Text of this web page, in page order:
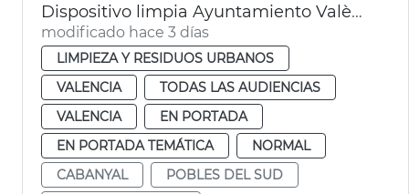
Dispositivo limpia Ayuntamiento València eclipse solar
modificado hace 3 días
LIMPIEZA Y RESIDUOS URBANOS
VALENCIA
TODAS LAS AUDIENCIAS
VALENCIA
EN PORTADA
EN PORTADA TEMÁTICA
NORMAL
CABANYAL
POBLES DEL SUD